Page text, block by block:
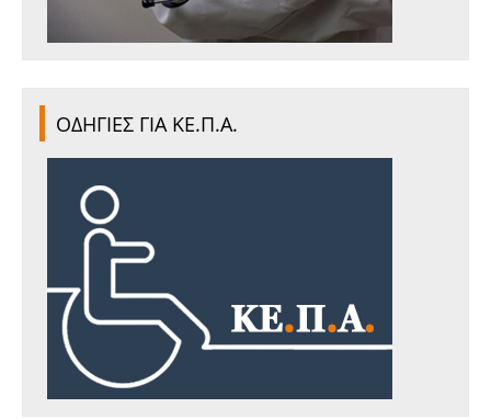
ΟΔΗΓΙΕΣ ΓΙΑ ΚΕ.Π.Α.